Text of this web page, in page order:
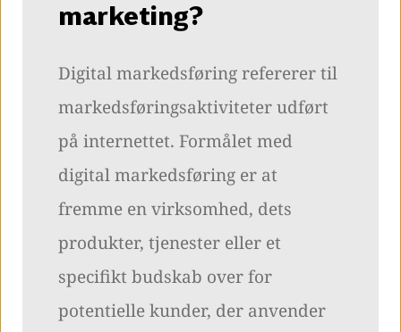
marketing?
Digital markedsføring refererer til
markedsføringsaktiviteter udført
på internettet. Formålet med
digital markedsføring er at
fremme en virksomhed, dets
produkter, tjenester eller et
specifikt budskab over for
potentielle kunder, der anvender